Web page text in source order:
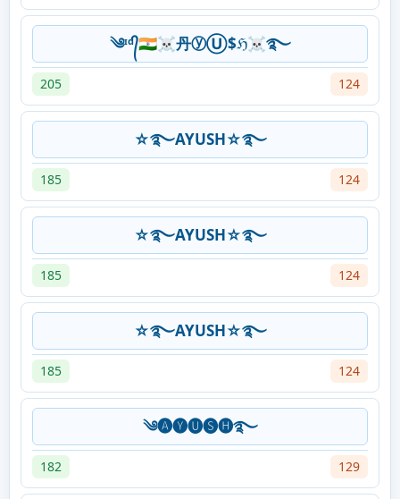
༄ᶦᵈ᭄🇮🇳☠丹ⓨⓊ$ℌ☠࿐
205 124
☆࿐AYUSH☆࿐
185 124
☆࿐AYUSH☆࿐
185 124
☆࿐AYUSH☆࿐
185 124
༄🅐🅨🅤🅢🅗࿐
182 129